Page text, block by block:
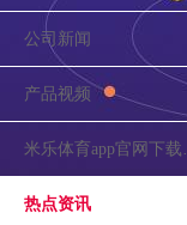
公司新闻
产品视频
米
热点资讯